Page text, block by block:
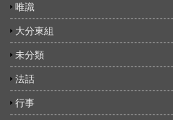
唯識
大分東組
未分類
法話
行事